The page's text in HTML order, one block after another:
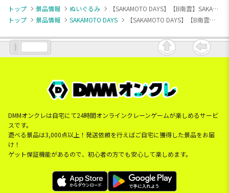
トップ 景品情報 ぬいぐるみ
【SAKAMOTO DAYS】【B南雲】SAKAMOTO DAYS オリジナルぬいぐるみ 坂本＆南雲
トップ
景品情報 SAKAMOTO DAYS 【SAKAMOTO DAYS】【B南雲】SAKAMOTO DAYS オリジナルぬいぐるみ 坂本＆南雲
DMMオンクレは自宅にて24時間オンラインクレーンゲームが楽しめるサービ
スです。
遊べる景品は3,000点以上！発送依頼を行えばご自宅に獲得した景品をお届
け！
ゲット保証機能があるので、初心者の方でも安心して楽しめます。